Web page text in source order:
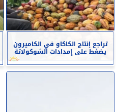
تراجع إنتاج الكاكاو في الكاميرون
يضغط على إمدادات الشوكولاتة